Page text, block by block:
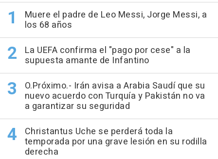
Muere el padre de Leo Messi, Jorge Messi, a
los 68 años
La UEFA confirma el "pago por cese" a la
supuesta amante de Infantino
O.Próximo.- Irán avisa a Arabia Saudí que su
nuevo acuerdo con Turquía y Pakistán no va
a garantizar su seguridad
Christantus Uche se perderá toda la
temporada por una grave lesión en su rodilla
derecha